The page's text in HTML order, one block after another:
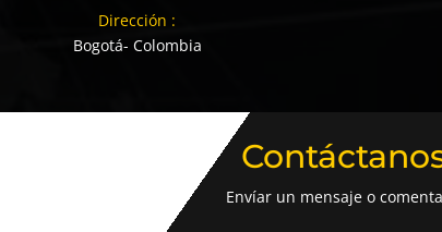
Dirección :
Bogotá- Colombia
Envíar un mensaje o